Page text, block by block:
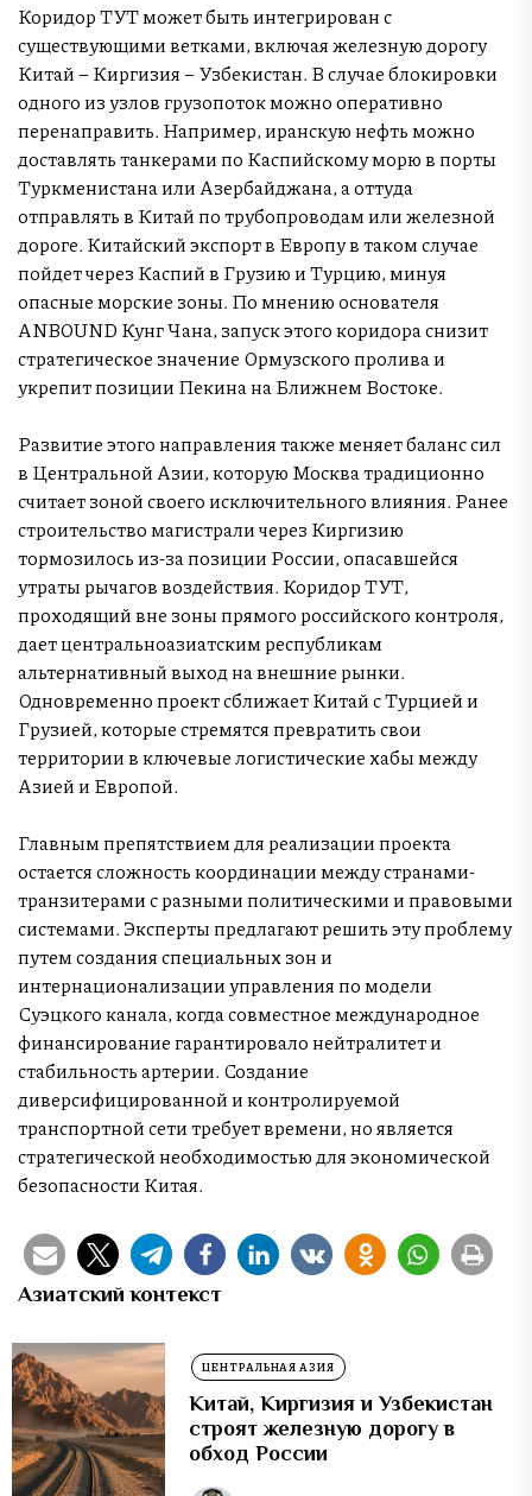
Коридор ТУТ может быть интегрирован с
существующими ветками, включая железную дорогу
Китай – Киргизия – Узбекистан. В случае блокировки
одного из узлов грузопоток можно оперативно
перенаправить. Например, иранскую нефть можно
доставлять танкерами по Каспийскому морю в порты
Туркменистана или Азербайджана, а оттуда
отправлять в Китай по трубопроводам или железной
дороге. Китайский экспорт в Европу в таком случае
пойдет через Каспий в Грузию и Турцию, минуя
опасные морские зоны. По мнению основателя
ANBOUND Кунг Чана, запуск этого коридора снизит
стратегическое значение Ормузского пролива и
укрепит позиции Пекина на Ближнем Востоке.
Развитие этого направления также меняет баланс сил
в Центральной Азии, которую Москва традиционно
считает зоной своего исключительного влияния. Ранее
строительство магистрали через Киргизию
тормозилось из-за позиции России, опасавшейся
утраты рычагов воздействия. Коридор ТУТ,
проходящий вне зоны прямого российского контроля,
дает центральноазиатским республикам
альтернативный выход на внешние рынки.
Одновременно проект сближает Китай с Турцией и
Грузией, которые стремятся превратить свои
территории в ключевые логистические хабы между
Азией и Европой.
Главным препятствием для реализации проекта
остается сложность координации между странами-
транзитерами с разными политическими и правовыми
системами. Эксперты предлагают решить эту проблему
путем создания специальных зон и
интернационализации управления по модели
Суэцкого канала, когда совместное международное
финансирование гарантировало нейтралитет и
стабильность артерии. Создание
диверсифицированной и контролируемой
транспортной сети требует времени, но является
стратегической необходимостью для экономической
безопасности Китая.
Азиатский контекст
ЦЕНТРАЛЬНАЯ АЗИЯ
Китай, Киргизия и Узбекистан
строят железную дорогу в
обход России